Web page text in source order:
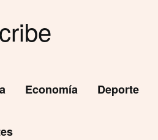
Economía Deporte